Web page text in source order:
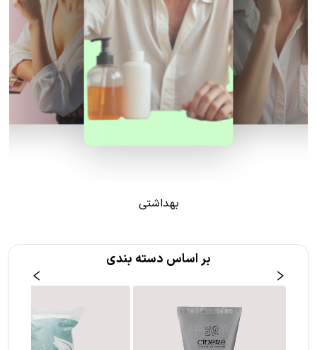
بهداشتی
بر اساس دسته بندی